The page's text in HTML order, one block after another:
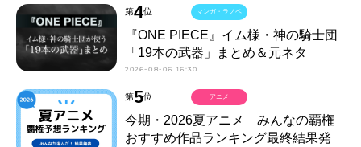
第4位
『ONE PIECE』イム様・神の騎士団
「19本の武器」まとめ＆元ネタ
2026-08-06 16:30
マンガ・ラノベ
第5位
今期・2026夏アニメ みんなの覇権
おすすめ作品ランキング最終結果発
アニメ